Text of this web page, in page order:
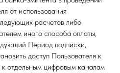
от использования
расчетов либо
иного способа оплаты,
Период подписки,
доступ Пользователя к
к отдельным цифровым каналам